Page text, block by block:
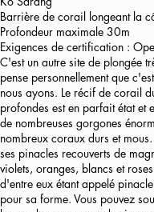
Barrière de corail longeant la
Profondeur maximale 30m
Exigences de certification :
C'est un autre site de plongée
pense personnellement que
nous ayons. Le récif de corail
profondes est en parfait état et
de nombreuses gorgones
nombreux coraux durs et
ses pinacles recouverts de
violets, oranges, blancs et
d'entre eux étant appelé
pour sa forme. Vous pouvez